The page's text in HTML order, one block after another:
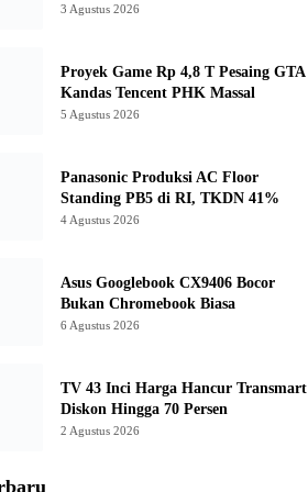
3 Agustus 2026
Proyek Game Rp 4,8 T Pesaing GTA
Kandas Tencent PHK Massal
5 Agustus 2026
Panasonic Produksi AC Floor
Standing PB5 di RI, TKDN 41%
4 Agustus 2026
Asus Googlebook CX9406 Bocor
Bukan Chromebook Biasa
6 Agustus 2026
TV 43 Inci Harga Hancur Transmart
Diskon Hingga 70 Persen
2 Agustus 2026